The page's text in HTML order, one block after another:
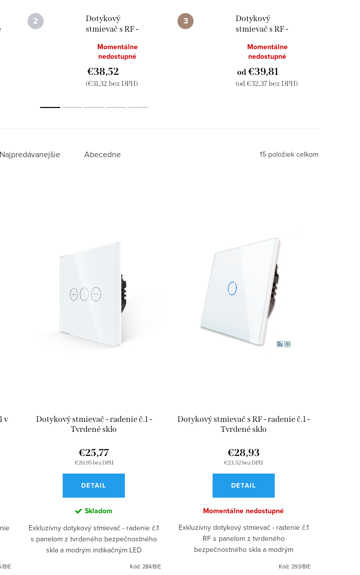
Dotykový
stmievač s RF -
Brúsený hliník
Momentálne
nedostupné
€38,52
(€31,32 bez DPH)
Dotykový
stmievač s RF -
Brúsený hliník
Momentálne
nedostupné
od €39,81
(od €32,37 bez DPH)
Najpredávanejšie Abecedne 15 položiek celkom
v
BIE
Dotykový stmievač - radenie č.1 -
Tvrdené sklo
€20,95 bez DPH
€25,77
DETAIL
Skladom
Exkluzívny dotykový stmievač - radenie č.1
s panelom z tvrdeného bezpečnostného
skla a modrým indikačným LED
Kód: 284/BIE
Dotykový stmievač s RF - radenie č.1 -
Tvrdené sklo
€23,52 bez DPH
€28,93
DETAIL
Momentálne nedostupné
Exkluzívny dotykový stmievač - radenie č.1
RF s panelom z tvrdeného
bezpečnostného skla a modrým
Kód: 293/BIE